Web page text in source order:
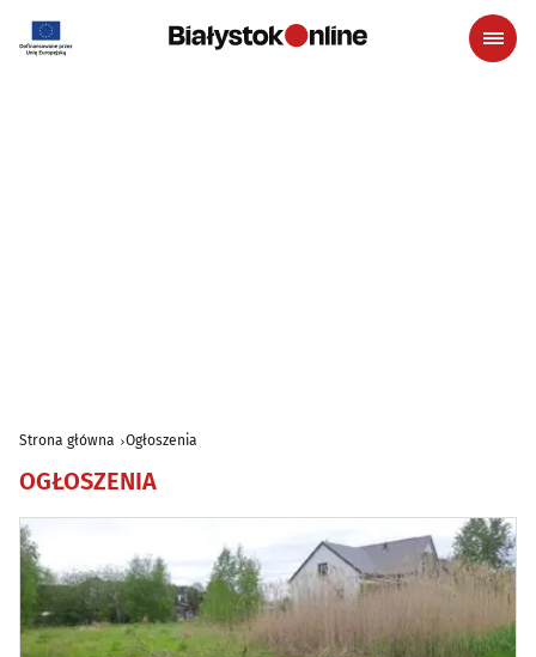
Strona główna Ogłoszenia
OGŁOSZENIA